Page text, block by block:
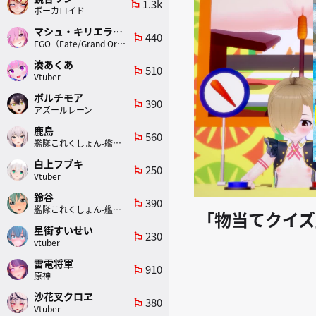
「物当てクイズ
ボーカロイド
emoji_flags 1.3k
マシュ・キリエライト
FGO（Fate/Grand Order）
emoji_flags 440
湊あくあ
Vtuber
emoji_flags 510
ボルチモア
アズールレーン
emoji_flags 390
鹿島
艦隊これくしょん-艦これ-
emoji_flags 560
白上フブキ
Vtuber
emoji_flags 250
鈴谷
艦隊これくしょん-艦これ-
emoji_flags 390
星街すいせい
vtuber
emoji_flags 230
雷電将軍
原神
emoji_flags 910
沙花叉クロヱ
Vtuber
emoji_flags 380